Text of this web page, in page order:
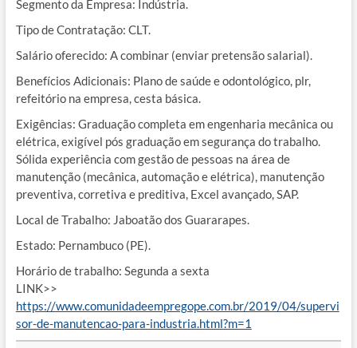
Segmento da Empresa: Indústria.
Tipo de Contratação: CLT.
Salário oferecido: A combinar (enviar pretensão salarial).
Benefícios Adicionais: Plano de saúde e odontológico, plr,
refeitório na empresa, cesta básica.
Exigências: Graduação completa em engenharia mecânica ou
elétrica, exigível pós graduação em segurança do trabalho.
Sólida experiência com gestão de pessoas na área de
manutenção (mecânica, automação e elétrica), manutenção
preventiva, corretiva e preditiva, Excel avançado, SAP.
Local de Trabalho: Jaboatão dos Guararapes.
Estado: Pernambuco (PE).
Horário de trabalho: Segunda a sexta
LINK>>
https://www.comunidadeempregope.com.br/2019/04/supervi
sor-de-manutencao-para-industria.html?m=1